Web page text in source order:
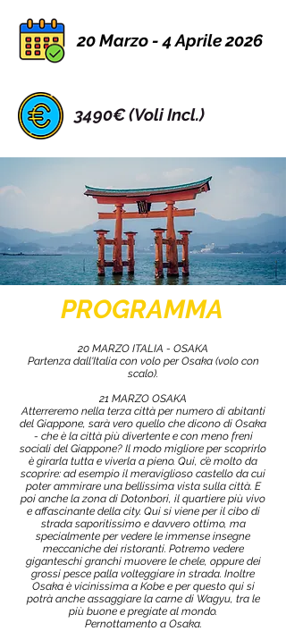
20 Marzo - 4 Aprile 2026
3490€ (Voli Incl.)
PROGRAMMA
20 MARZO ITALIA - OSAKA
Partenza dall'Italia con volo per Osaka (volo con
scalo).
21 MARZO OSAKA
Atterreremo nella terza città per numero di abitanti
del Giappone, sarà vero quello che dicono di Osaka
- che è la città più divertente e con meno freni
sociali del Giappone? Il modo migliore per scoprirlo
è girarla tutta e viverla a pieno. Qui, c’è molto da
scoprire: ad esempio il meraviglioso castello da cui
poter ammirare una bellissima vista sulla città. E
poi anche la zona di Dotonbori, il quartiere più vivo
e affascinante della city. Qui si viene per il cibo di
strada saporitissimo e davvero ottimo, ma
specialmente per vedere le immense insegne
meccaniche dei ristoranti. Potremo vedere
giganteschi granchi muovere le chele, oppure dei
grossi pesce palla volteggiare in strada. Inoltre
Osaka è vicinissima a Kobe e per questo qui si
potrà anche assaggiare la carne di Wagyu, tra le
più buone e pregiate al mondo.
Pernottamento a Osaka.